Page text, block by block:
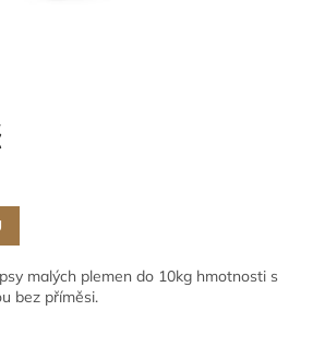
malých plemen do 10kg hmotnosti s
bez příměsi.